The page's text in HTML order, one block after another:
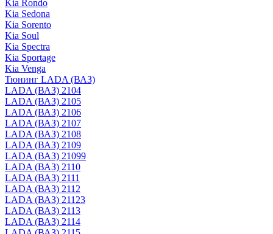
Kia Rondo
Kia Sedona
Kia Sorento
Kia Soul
Kia Spectra
Kia Sportage
Kia Venga
Тюнинг LADA (ВАЗ)
LADA (ВАЗ) 2104
LADA (ВАЗ) 2105
LADA (ВАЗ) 2106
LADA (ВАЗ) 2107
LADA (ВАЗ) 2108
LADA (ВАЗ) 2109
LADA (ВАЗ) 21099
LADA (ВАЗ) 2110
LADA (ВАЗ) 2111
LADA (ВАЗ) 2112
LADA (ВАЗ) 21123
LADA (ВАЗ) 2113
LADA (ВАЗ) 2114